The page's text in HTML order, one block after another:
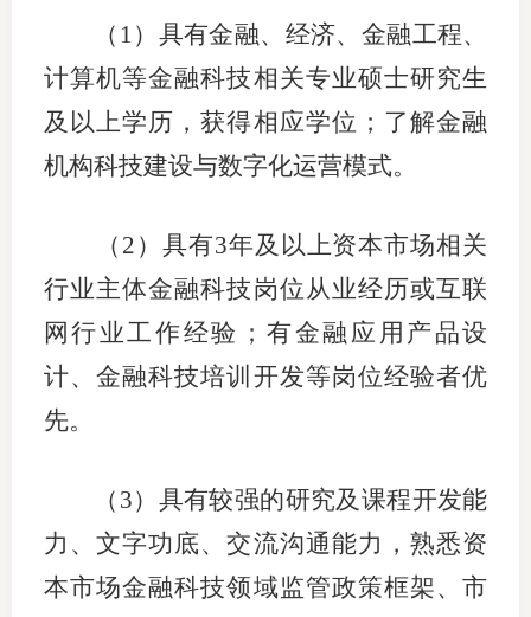
（ 1）具有金融、经济、金融工程、
计算机等金融科技相关专业硕士研究生
及以上学历，获得相应学位；了解金融
机构科技建设与数字化运营模式。
（ 2）具有3年及以上资本市场相关
行业主体金融科技岗位从业经历或互联
网行业工作经验；有金融应用产品设
计、金融科技培训开发等岗位经验者优
先。
（ 3）具有较强的研究及课程开发能
力、文字功底、交流沟通能力，熟悉资
本市场金融科技领域监管政策框架、市